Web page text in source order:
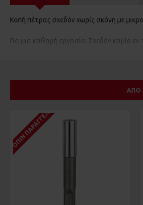
Κοπή πέτρας σχεδόν χωρίς σκόνη με
Για μια καθαρή εργασία: Σχεδόν καμία
Απλός χειρισμός: Άνετη σύνδεση σε
Λειτουργεί με πολλούς γωνιακούς
Ακριβής εργασία χάρη στην πρακτική
Συμβατό με: GWS 1000/ZB, GWS 10-125/
125/CI/CIE/CIX/CIEP/CIEX/CIPX/CIEPX,
125/CI/CIE/CIT/ZB/INOX, GWS 15-125/CI/
125/CI/CIE/CIT/CIX/CIEX/INOX, GWS 19-
GWS 18V-115 C/SC, GWS 18V-125 C/SC
Συμβατό με πολλούς γωνιακούς
ΑΠΌ
ΚΑΤΌΠΙΝ ΠΑΡΑΓΓΕΛΊΑΣ